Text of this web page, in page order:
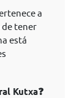
a
de tener
está
Kutxa❓